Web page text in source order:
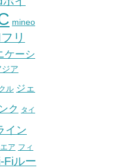
mineo
リ
ケーシ
ア
ル ジェ
ク タイ
イン
ア フィ
Fiルー